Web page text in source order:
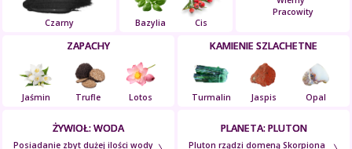
ŻYWIOŁ: WODA
Posiadanie zbyt dużej ilości wody
PLANETA: PLUTON
Pluton rządzi domeną Skorpiona
Pracowity
Czarny Bazylia Cis
ZAPACHY
Jaśmin Trufle Lotos
KAMIENIE SZLACHETNE
Turmalin Jaspis Opal